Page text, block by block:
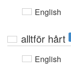
English
alltför hårt
English